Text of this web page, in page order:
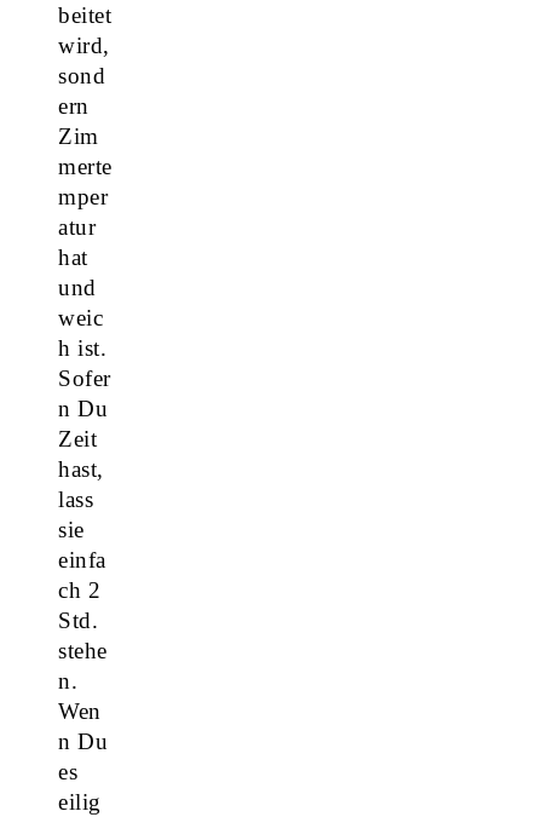
beitet
wird,
sond
ern
Zim
merte
mper
atur
hat
und
weic
h ist.
Sofer
n Du
Zeit
hast,
lass
sie
einfa
ch 2
Std.
stehe
n.
Wen
n Du
es
eilig